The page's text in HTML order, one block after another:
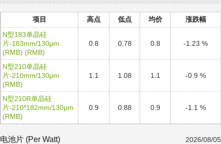
项目 高点 低点 均价
涨跌幅
N型183单晶硅
片-183mm/130μm
(RMB) (RMB)
0.8 0.78 0.8 -1.23 %
N型210单晶硅
片-210mm/130μm
(RMB)
1.1 1.08 1.1 -0.9 %
N型210R单晶硅
片-210*182mm/130μm
(RMB)
0.9 0.88 0.9 -1.1 %
电池片 (Per Watt) 2026/08/05